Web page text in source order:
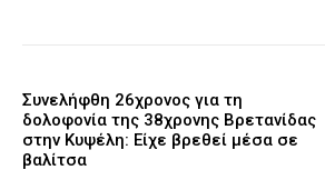
Συνελήφθη 26χρονος για τη
δολοφονία της 38χρονης Βρετανίδας
στην Κυψέλη: Είχε βρεθεί μέσα σε
βαλίτσα